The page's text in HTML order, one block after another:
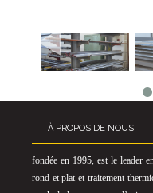
a
À PROPOS DE NOUS
fondée en 1995, est le leader
rond et plat et traitement